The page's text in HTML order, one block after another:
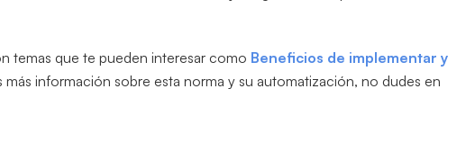
temas que te pueden interesar como Beneficios de implementar y
más información sobre esta norma y su automatización, no dudes en